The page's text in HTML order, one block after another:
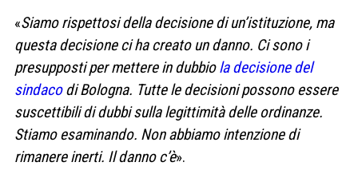
«Siamo rispettosi della decisione di un’istituzione, ma
questa decisione ci ha creato un danno. Ci sono i
presupposti per mettere in dubbiola decisione del
sindacodi Bologna. Tutte le decisioni possono essere
suscettibili di dubbi sulla legittimità delle ordinanze.
Stiamo esaminando. Non abbiamo intenzione di
rimanere inerti. Il danno c’è».